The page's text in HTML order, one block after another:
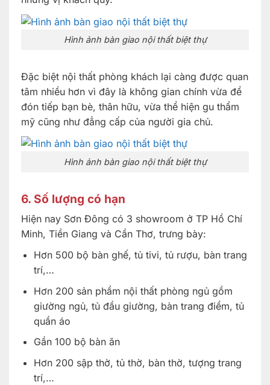
Hình ảnh bàn giao nội thất biệt thự
Đặc biệt nội thất phòng khách lại càng được quan
tâm nhiều hơn vì đây là không gian chính vừa để
đón tiếp bạn bè, thân hữu, vừa thể hiện gu thẩm
mỹ cũng như đẳng cấp của người gia chủ.
Hình ảnh bàn giao nội thất biệt thự
6. Số lượng có hạn
Hiện nay Sơn Đông có 3 showroom ở TP Hồ Chí
Minh, Tiền Giang và Cần Thơ, trưng bày:
Hơn 500 bộ bàn ghế, tủ tivi, tủ rượu, bàn trang
trí,…
Hơn 200 sản phẩm nội thất phòng ngủ gồm
giường ngủ, tủ đầu giường, bàn trang điểm, tủ
quần áo
Gần 100 bộ bàn ăn
Hơn 200 sập thờ, tủ thờ, bàn thờ, tượng trang
trí,…